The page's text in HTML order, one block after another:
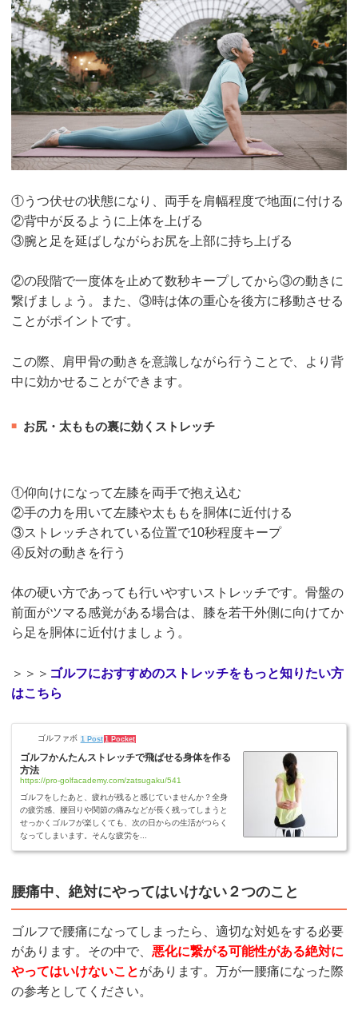
①うつ伏せの状態になり、両手を肩幅程度で地面に付ける
②背中が反るように上体を上げる
③腕と足を延ばしながらお尻を上部に持ち上げる
②の段階で一度体を止めて数秒キープしてから③の動きに
繋げましょう。また、③時は体の重心を後方に移動させる
ことがポイントです。
この際、肩甲骨の動きを意識しながら行うことで、より背
中に効かせることができます。
お尻・太ももの裏に効くストレッチ
①仰向けになって左膝を両手で抱え込む
②手の力を用いて左膝や太ももを胴体に近付ける
③ストレッチされている位置で10秒程度キープ
④反対の動きを行う
体の硬い方であっても行いやすいストレッチです。骨盤の
前面がツマる感覚がある場合は、膝を若干外側に向けてか
ら足を胴体に近付けましょう。
＞＞＞ ゴルフにおすすめのストレッチをもっと知りたい方
はこちら
ゴルファボ 1 Post 1 Pocket
ゴルフかんたんストレッチで飛ばせる身体を作る
方法
https://pro-golfacademy.com/zatsugaku/541
ゴルフをしたあと、疲れが残ると感じていませんか？全身
の疲労感、腰回りや関節の痛みなどが長く残ってしまうと
せっかくゴルフが楽しくても、次の日からの生活がつらく
なってしまいます。そんな疲労を...
腰痛中、絶対にやってはいけない２つのこと
ゴルフで腰痛になってしまったら、適切な対処をする必要
があります。その中で、 悪化に繋がる可能性がある絶対に
やってはいけないことがあります。万が一腰痛になった際
の参考としてください。